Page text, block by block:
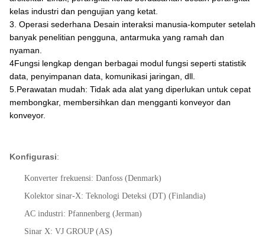
kelas industri dan pengujian yang ketat.
3. Operasi sederhana Desain interaksi manusia-komputer setelah
banyak penelitian pengguna, antarmuka yang ramah dan
nyaman.
4Fungsi lengkap dengan berbagai modul fungsi seperti statistik
data, penyimpanan data, komunikasi jaringan, dll.
5.Perawatan mudah: Tidak ada alat yang diperlukan untuk cepat
membongkar, membersihkan dan mengganti konveyor dan
konveyor.
Konfigurasi:
Konverter frekuensi: Danfoss (Denmark)
Kolektor sinar-X: Teknologi Deteksi (DT) (Finlandia)
AC industri: Pfannenberg (Jerman)
Sinar X: VJ GROUP (AS)